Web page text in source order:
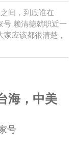
间，到底谁在
号 赖清德就职近一
应该都很清楚，
海，中美
号